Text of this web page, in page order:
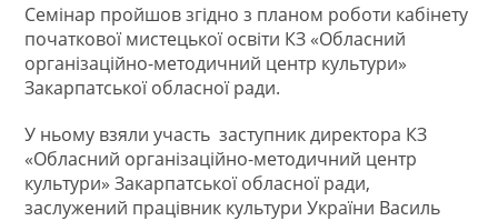
Семінар пройшов згідно з планом роботи кабінету
початкової мистецької освіти КЗ «Обласний
організаційно-методичний центр культури»
Закарпатської обласної ради.
У ньому взяли участь заступник директора КЗ
«Обласний організаційно-методичний центр
культури» Закарпатської обласної ради,
заслужений працівник культури України Василь